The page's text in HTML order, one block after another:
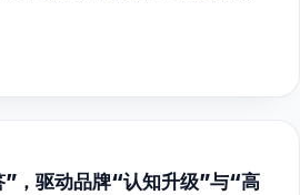
，驱动品牌“认知升级”与“高